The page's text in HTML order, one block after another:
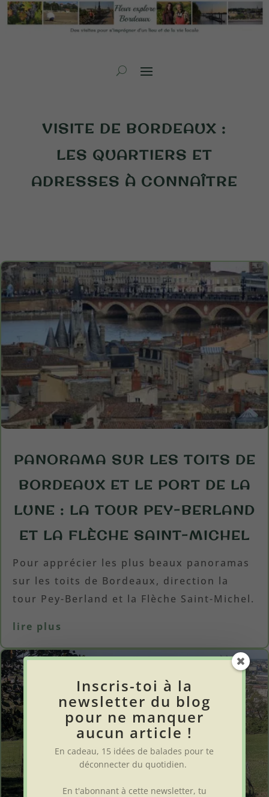
VISITE DE BORDEAUX :
LES QUARTIERS ET
ADRESSES À CONNAÎTRE
PANORAMA SUR LES TOITS DE
BORDEAUX ET LE PORT DE LA
LUNE : LA TOUR PEY-BERLAND
ET LA FLÈCHE SAINT-MICHEL
Pour apprécier les plus beaux panoramas
sur les toits de Bordeaux, direction la
tour Pey-Berland et la Flèche Saint-Michel.
lire plus
Inscris-toi à la
newsletter du blog
pour ne manquer
aucun article !
En cadeau, 15 idées de balades pour te
déconnecter du quotidien.
En t'abonnant à cette newsletter, tu